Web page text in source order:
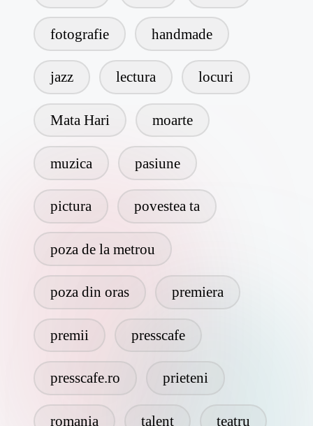
fotografie handmade
jazz lectura locuri
Mata Hari moarte
muzica pasiune
pictura povestea ta
poza de la metrou
poza din oras premiera
premii presscafe
presscafe.ro prieteni
romania talent teatru